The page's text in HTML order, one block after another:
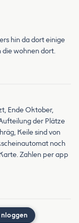
hin da dort einige
die wohnen dort.
Ende Oktober,
der Plätze
Keile sind von
noch
Zahlen per app